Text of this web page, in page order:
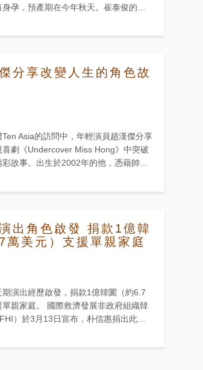
孕，預產期在今年秋天。崔泰俊的經
分享改變人生的角色故
Asia的訪問中，年輕演員趙漢傑分享
喜劇《Undercover Miss Hong》中突破
故事。出生於2002年的他，憑藉帥氣
出角色啟發 捐款1億韓
萬美元）支援單親家庭
演出經歷啟發，捐款1億韓圜（約6.7
濟發展非政府組織韓
）於3月13日宣布，朴信惠捐出此筆